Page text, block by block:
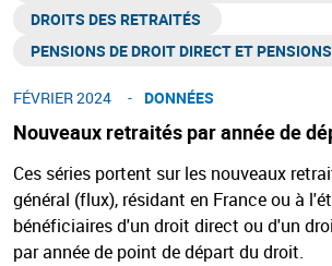
Nouveaux retraités par année de
DROITS DES RETRAITÉS ​
PENSIONS DE DROIT DIRECT ET PENSIONS
FÉVRIER 2024 DONNÉES
Ces séries portent sur les nouveaux
général (flux), résidant en France ou à
bénéficiaires d'un droit direct ou d'un
par année de point de départ du droit.